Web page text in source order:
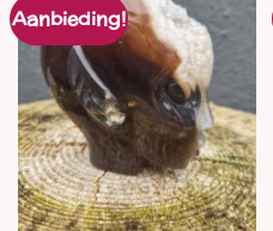
Aanbieding!